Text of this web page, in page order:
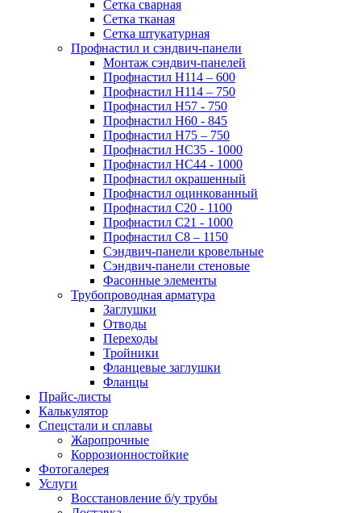
Сетка сварная
Сетка тканая
Сетка штукатурная
Профнастил и сэндвич-панели
Монтаж сэндвич-панелей
Профнастил Н114 – 600
Профнастил Н114 – 750
Профнастил Н57 - 750
Профнастил Н60 - 845
Профнастил Н75 – 750
Профнастил НС35 - 1000
Профнастил НС44 - 1000
Профнастил окрашенный
Профнастил оцинкованный
Профнастил С20 - 1100
Профнастил С21 - 1000
Профнастил С8 – 1150
Сэндвич-панели кровельные
Сэндвич-панели стеновые
Фасонные элементы
Трубопроводная арматура
Заглушки
Отводы
Переходы
Тройники
Фланцевые заглушки
Фланцы
Прайс-листы
Калькулятор
Спецстали и сплавы
Жаропрочные
Коррозионностойкие
Фотогалерея
Услуги
Восстановление б/у трубы